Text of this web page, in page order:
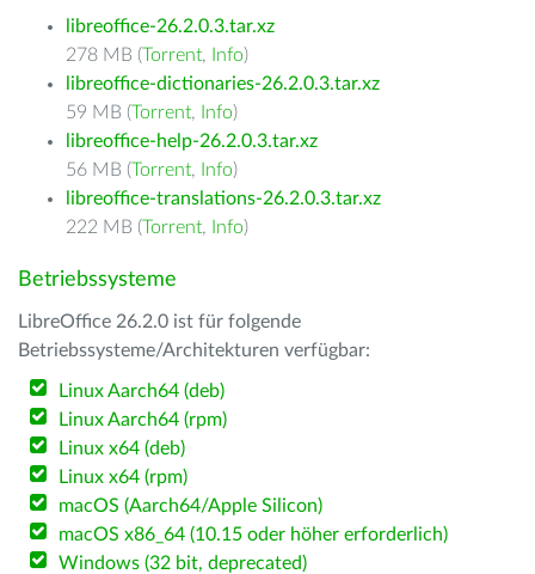
libreoffice-26.2.0.3.tar.xz
278 MB (Torrent, Info)
libreoffice-dictionaries-26.2.0.3.tar.xz
59 MB (Torrent, Info)
libreoffice-help-26.2.0.3.tar.xz
56 MB (Torrent, Info)
libreoffice-translations-26.2.0.3.tar.xz
222 MB (Torrent, Info)
Betriebssysteme
LibreOffice 26.2.0 ist für folgende
Betriebssysteme/Architekturen verfügbar:
Linux Aarch64 (deb)
Linux Aarch64 (rpm)
Linux x64 (deb)
Linux x64 (rpm)
macOS (Aarch64/Apple Silicon)
macOS x86_64 (10.15 oder höher erforderlich)
Windows (32 bit, deprecated)